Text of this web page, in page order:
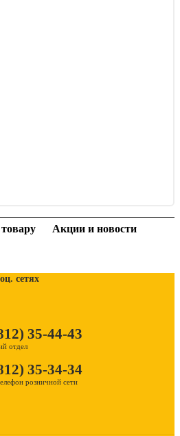
Акции и новости
сетях
35-44-43
отдел
35-34-34
розничной сети